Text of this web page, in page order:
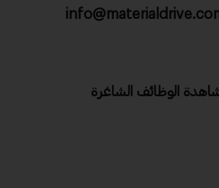
الوظائف الشاغرة